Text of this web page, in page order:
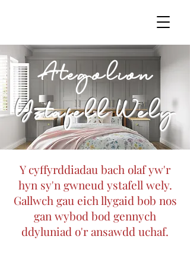
Ategolion
Ystafell Wely
Y cyffyrddiadau bach olaf yw'r
hyn sy'n gwneud ystafell wely.
Gallwch gau eich llygaid bob nos
gan wybod bod gennych
ddyluniad o'r ansawdd uchaf.